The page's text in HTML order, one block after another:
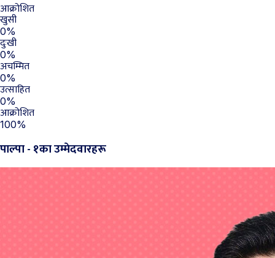
आक्रोशित
खुसी
0%
दुःखी
0%
अचम्मित
0%
उत्साहित
0%
आक्रोशित
100%
पाल्पा - १का उम्मेदवारहरू